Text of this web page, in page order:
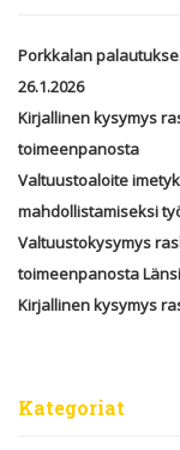
Porkkalan
26.1.2026
Kirjallinen kysymys
toimeenpanosta
Valtuustoaloite
mahdollistamiseksi
Valtuustokysymys
toimeenpanosta
Kirjallinen kysymys
Kategoriat